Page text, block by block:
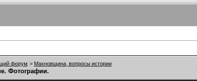
форум > Махновщина, вопросы истории
Фотографии.